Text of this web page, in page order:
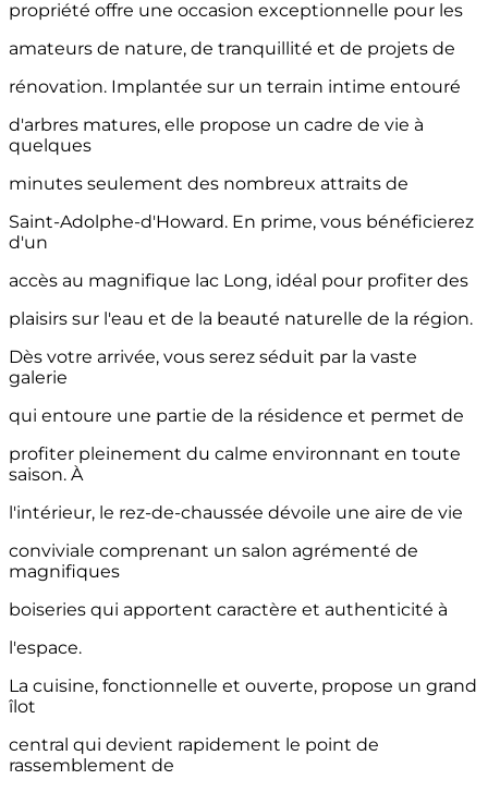
propriété offre une occasion exceptionnelle pour les
amateurs de nature, de tranquillité et de projets de
rénovation. Implantée sur un terrain intime entouré
d'arbres matures, elle propose un cadre de vie à
quelques
minutes seulement des nombreux attraits de
Saint-Adolphe-d'Howard. En prime, vous bénéficierez
d'un
accès au magnifique lac Long, idéal pour profiter des
plaisirs sur l'eau et de la beauté naturelle de la région.
Dès votre arrivée, vous serez séduit par la vaste
galerie
qui entoure une partie de la résidence et permet de
profiter pleinement du calme environnant en toute
saison. À
l'intérieur, le rez-de-chaussée dévoile une aire de vie
conviviale comprenant un salon agrémenté de
magnifiques
boiseries qui apportent caractère et authenticité à
l'espace.
La cuisine, fonctionnelle et ouverte, propose un grand
îlot
central qui devient rapidement le point de
rassemblement de